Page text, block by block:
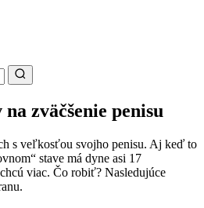
zväčšenie penisu
s veľkosťou svojho penisu. Aj keď to
stave má dyne asi 17
viac. Čo robiť? Nasledujúce